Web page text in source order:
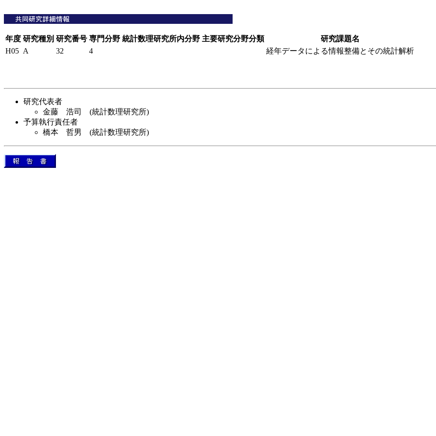
年度 研究種別 研究番号 専門分野 統計数理研究所内分野 主要研究分野分類
研究課題名
H05 A 32 4 経年データによる情報整備とその統計解析
研究代表者
金藤 浩司 (統計数理研究所)
予算執行責任者
橋本 哲男 (統計数理研究所)